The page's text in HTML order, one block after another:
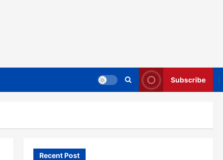
Subscribe
Recent Post